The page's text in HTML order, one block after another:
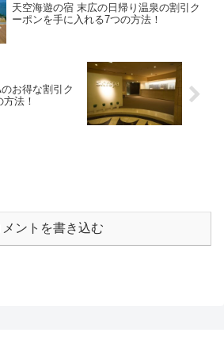
天空海遊の宿 末広の日帰り温泉の割引ク
ーポンを手に入れる7つの方法！
お得な割引ク
法！
メントを書き込む